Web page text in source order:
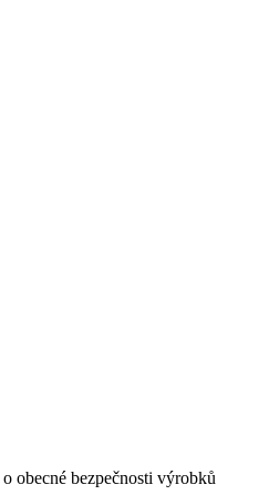
obecné bezpečnosti výrobků